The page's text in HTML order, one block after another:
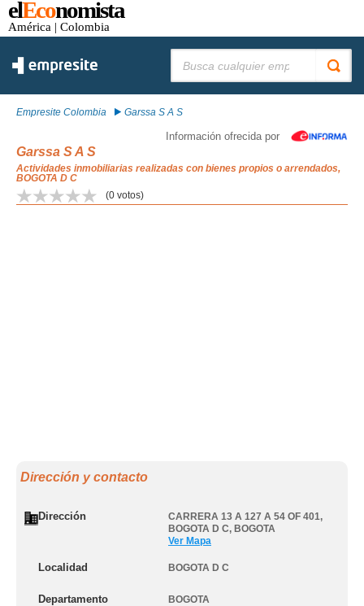
elEconomista
América | Colombia
Empresite Colombia Garssa S A S
Información ofrecida por
Garssa S A S
Actividades inmobiliarias realizadas con bienes propios o arrendados,
BOGOTA D C
(0 votos)
Dirección y contacto
Dirección CARRERA 13 A 127 A 54 OF 401,
BOGOTA D C, BOGOTA
Ver Mapa
Localidad BOGOTA D C
Departamento BOGOTA